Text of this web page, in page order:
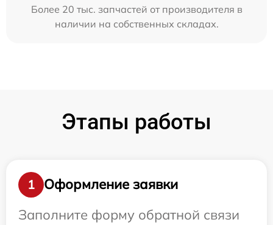
Более 20 тыс. запчастей от производителя в
наличии на собственных складах.
Этапы работы
1
Оформление заявки
Заполните форму обратной связи